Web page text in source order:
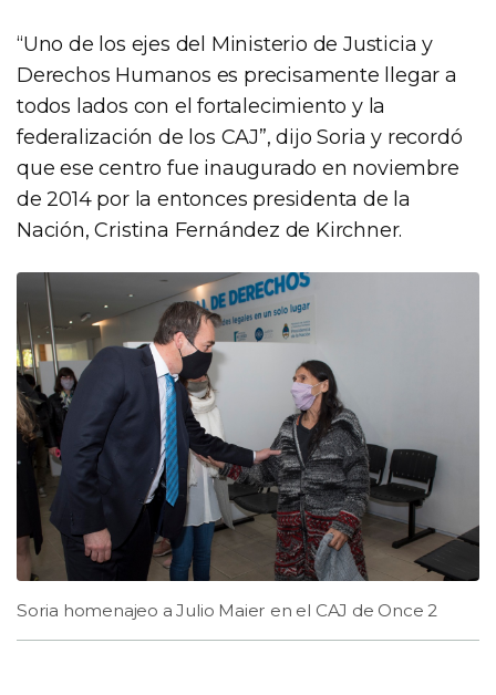
“Uno de los ejes del Ministerio de Justicia y
Derechos Humanos es precisamente llegar a
todos lados con el fortalecimiento y la
federalización de los CAJ”, dijo Soria y recordó
que ese centro fue inaugurado en noviembre
de 2014 por la entonces presidenta de la
Nación, Cristina Fernández de Kirchner.
Soria homenajeo a Julio Maier en el CAJ de Once 2